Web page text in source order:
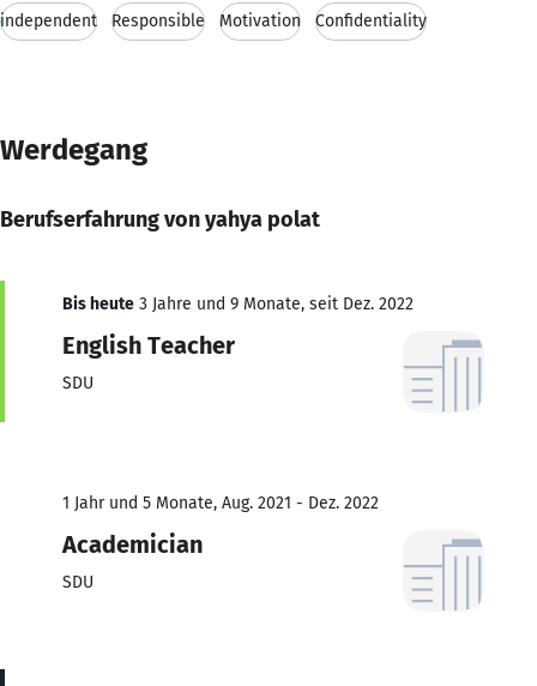
independent Responsible Motivation Confidentiality
Werdegang
Berufserfahrung von yahya polat
Bis heute 3 Jahre und 9 Monate, seit Dez. 2022
English Teacher
SDU
1 Jahr und 5 Monate, Aug. 2021 - Dez. 2022
Academician
SDU